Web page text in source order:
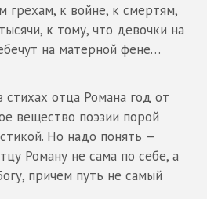
грехам, к войне, к смертям,
к тому, что девочки на
на матерной фене…
стихах отца Романа год от
вещество поэзии порой
Но надо понять —
Роману не сама по себе, а
причем путь не самый